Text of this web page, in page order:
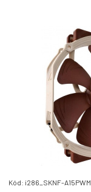
Kód: i286_SKNF-A15PWM